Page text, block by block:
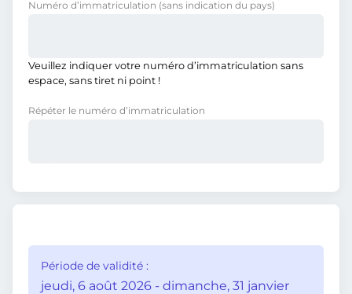
Numéro d’immatriculation (sans indication du pays)
Veuillez indiquer votre numéro d’immatriculation sans
espace, sans tiret ni point !
Répéter le numéro d’immatriculation
Période de validité :
jeudi, 6 août 2026 - dimanche, 31 janvier